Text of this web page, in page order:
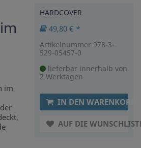
im
HARDCOVER
49,80 € *
Artikelnummer 978-3-
529-05457-0
lieferbar innerhalb von
2 Werktagen
IN DEN WARENKORB
AUF DIE